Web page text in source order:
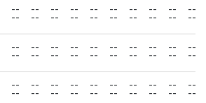
--
--
--
--
--
--
--
--
--
--
--
--
--
--
--
--
--
--
--
--
--
--
--
--
--
--
--
--
--
--
--
--
--
--
--
--
--
--
--
--
--
--
--
--
--
--
--
--
--
--
--
--
--
--
--
--
--
--
--
--